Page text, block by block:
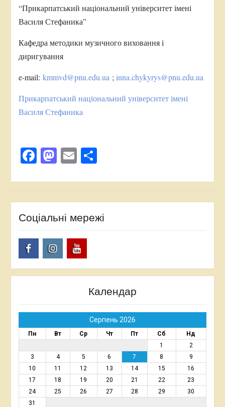
“Прикарпатський національний університет імені
Василя Стефаника”
Кафедра методики музичного виховання і
диригування
e-mail: kmmvd@pnu.edu.ua ; inna.chykyrys@pnu.edu.ua
Прикарпатський національний університет імені
Василя Стефаника
Facebook
Mastodon
EmailПоділитися
Соціальні мережі
Календар
Серпень 2026
Пн Вт Ср Чт Пт Сб
Нд
1
2
3
4 5 6 7 8
9
10
11 12 13 14 15
16
17
18 19 20 21 22
23
24
25 26 27 28 29
30
31